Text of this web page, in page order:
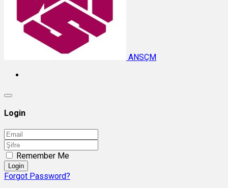
ANSÇM
Login
Remember Me
Login
Forgot Password?